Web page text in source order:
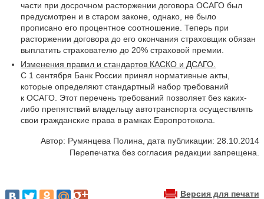
части при досрочном расторжении договора ОСАГО был
предусмотрен и в старом законе, однако, не было
прописано его процентное соотношение. Теперь при
расторжении договора до его окончания страховщик обязан
выплатить страхователю до 20% страховой премии.
Изменения правил и стандартов КАСКО и ДСАГО.
С 1 сентября Банк России принял нормативные акты,
которые определяют стандартный набор требований
к ОСАГО. Этот перечень требований позволяет без каких-
либо препятствий владельцу автотранспорта осуществлять
свои гражданские права в рамках Европротокола.
Автор: Румянцева Полина, дата публикации: 28.10.2014
Перепечатка без согласия редакции запрещена.
Версия для печати